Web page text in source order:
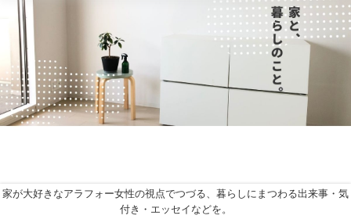
家が大好きなアラフォー女性の視点でつづる、暮らしにまつわる出来事・気
付き・エッセイなどを。